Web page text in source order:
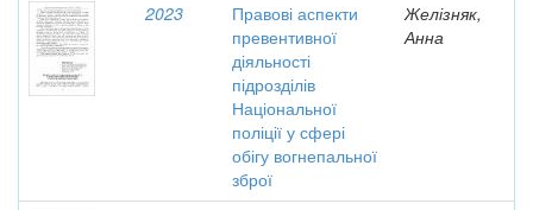
2023
Правові аспекти
превентивної
діяльності
підрозділів
Національної
поліції у сфері
обігу вогнепальної
зброї
Желізняк,
Анна